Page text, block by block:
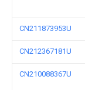
CN211873953U
CN212367181U
CN210088367U